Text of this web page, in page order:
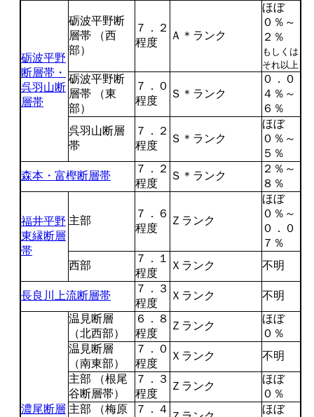
砺波平野
断層帯・
呉羽山断
層帯
砺波平野断
層帯 （西
部）
７．２
程度
Ａ＊ランク
ほぼ
０％～
２％
もしくは
それ以上
砺波平野断
層帯 （東
部）
７．０
程度
Ｓ＊ランク
０．０
４％～
６％
呉羽山断層
帯
７．２
程度
Ｓ＊ランク
ほぼ
０％～
５％
森本・富樫断層帯
７．２
程度
Ｓ＊ランク
２％～
８％
福井平野
東縁断層
帯
主部
７．６
程度
Ｚランク
ほぼ
０％～
０．０
７％
西部
７．１
程度
Ｘランク 不明
長良川上流断層帯
７．３
程度
Ｘランク 不明
濃尾断層
温見断層
（北西部）
６．８
程度
Ｚランク
ほぼ
０％
温見断層
（南東部）
７．０
程度
Ｘランク
不明
主部 （根尾
谷断層帯）
７．３
程度
Ｚランク
ほぼ
０％
主部 （梅原
７．４ ほぼ